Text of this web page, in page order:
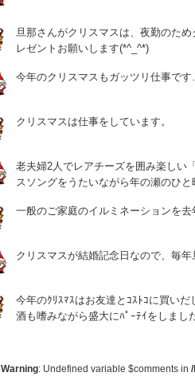
旦那さんがクリスマスは、夜勤のた
レゼントお願いします(*^_^*)
今年のクリスマスもガッツリ仕事です
クリスマスは仕事をしています。
老夫婦2人でレアチーズを囲み楽しい
スソングをうたいながら年の瀬のひ
一般のご家庭のイルミネーションを去
クリスマスが結婚記念日なので、毎
今年のｸﾘｽﾏｽはお友達とｺｽﾄｺに買い
酒も嗜みながら盛大にﾊﾟｰﾃｲをしまし
Warning: Undefined variable $comments in